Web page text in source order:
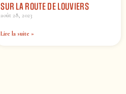
SUR LA ROUTE DE LOUVIERS
août 28, 2023
Lire la suite »